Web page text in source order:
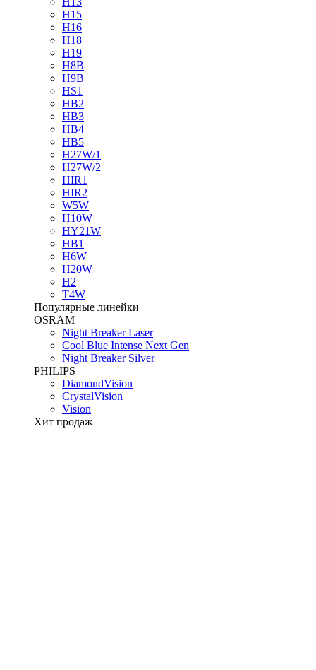
H15
H16
H18
H19
H8B
H9B
HS1
HB2
HB3
HB4
HB5
H27W/1
H27W/2
HIR1
HIR2
W5W
H10W
HY21W
HB1
H6W
H20W
H2
T4W
Популярные линейки
OSRAM
Night Breaker Laser
Cool Blue Intense Next Gen
Night Breaker Silver
PHILIPS
DiamondVision
CrystalVision
Vision
Хит продаж